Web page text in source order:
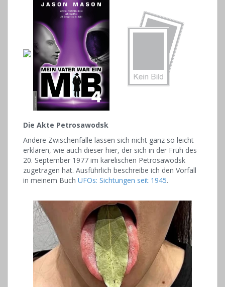
Die Akte Petrosawodsk
Andere Zwischenfälle lassen sich nicht ganz so leicht
erklären, wie auch dieser hier, der sich in der Früh des
20. September 1977 im karelischen Petrosawodsk
zugetragen hat. Ausführlich beschreibe ich den Vorfall
in meinem Buch UFOs: Sichtungen seit 1945.